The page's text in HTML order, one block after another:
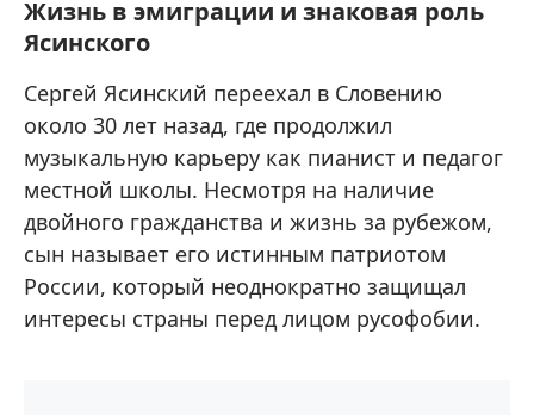
Жизнь в эмиграции и знаковая роль
Ясинского
Сергей Ясинский переехал в Словению
около 30 лет назад, где продолжил
музыкальную карьеру как пианист и педагог
местной школы. Несмотря на наличие
двойного гражданства и жизнь за рубежом,
сын называет его истинным патриотом
России, который неоднократно защищал
интересы страны перед лицом русофобии.